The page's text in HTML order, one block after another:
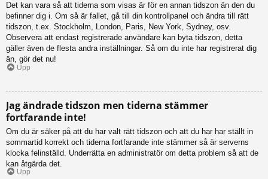
Det kan vara så att tiderna som visas är för en annan tidszon än den du
befinner dig i. Om så är fallet, gå till din kontrollpanel och ändra till rätt
tidszon, t.ex. Stockholm, London, Paris, New York, Sydney, osv.
Observera att endast registrerade användare kan byta tidszon, detta
gäller även de flesta andra inställningar. Så om du inte har registrerat dig
än, gör det nu!
Upp
Jag ändrade tidszon men tiderna stämmer
fortfarande inte!
Om du är säker på att du har valt rätt tidszon och att du har har ställt in
sommartid korrekt och tiderna fortfarande inte stämmer så är serverns
klocka felinställd. Underrätta en administratör om detta problem så att de
kan åtgärda det.
Upp